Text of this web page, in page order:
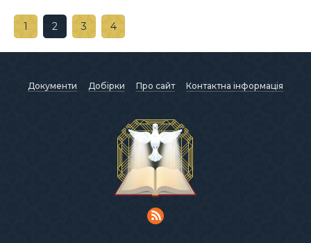
1 2 3 4
Документи Добірки Про сайт Контактна інформація